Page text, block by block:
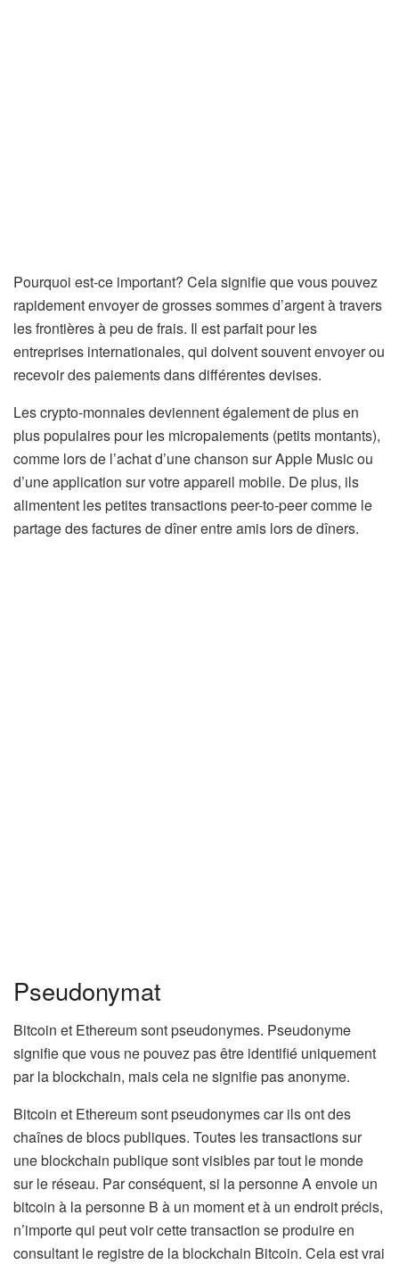
Pourquoi est-ce important? Cela signifie que vous pouvez
rapidement envoyer de grosses sommes d’argent à travers
les frontières à peu de frais. Il est parfait pour les
entreprises internationales, qui doivent souvent envoyer ou
recevoir des paiements dans différentes devises.
Les crypto-monnaies deviennent également de plus en
plus populaires pour les micropaiements (petits montants),
comme lors de l’achat d’une chanson sur Apple Music ou
d’une application sur votre appareil mobile. De plus, ils
alimentent les petites transactions peer-to-peer comme le
partage des factures de dîner entre amis lors de dîners.
Pseudonymat
Bitcoin et Ethereum sont pseudonymes. Pseudonyme
signifie que vous ne pouvez pas être identifié uniquement
par la blockchain, mais cela ne signifie pas anonyme.
Bitcoin et Ethereum sont pseudonymes car ils ont des
chaînes de blocs publiques. Toutes les transactions sur
une blockchain publique sont visibles par tout le monde
sur le réseau. Par conséquent, si la personne A envoie un
bitcoin à la personne B à un moment et à un endroit précis,
n’importe qui peut voir cette transaction se produire en
consultant le registre de la blockchain Bitcoin. Cela est vrai